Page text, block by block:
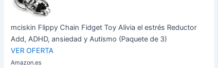
mciskin Flippy Chain Fidget Toy Alivia el estrés Reductor
Add, ADHD, ansiedad y Autismo (Paquete de 3)
VER OFERTA
Amazon.es